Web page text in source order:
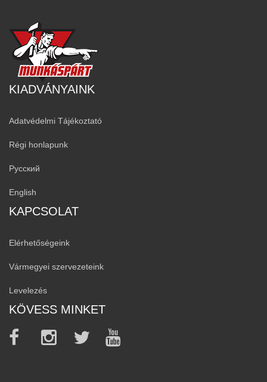
KIADVÁNYAINK
Adatvédelmi Tájékoztató
Régi honlapunk
Русский
English
KAPCSOLAT
Elérhetőségeink
Vármegyei szervezeteink
Levelezés
KÖVESS MINKET